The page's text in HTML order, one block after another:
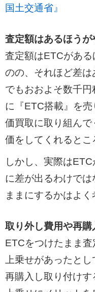
国土交通省』
査定額はあるほうが
査定額はETCがあ
のの、それほど差
でもおおよそ数千
に『ETC搭載』を
価買取に取り組ん
価をしてくれるとこ
しかし、実際は
に差が出るわけで
ままにするかはよく
取り外し費用や再
ETCをつけたまま
上乗せがあったと
再購入し取り付け